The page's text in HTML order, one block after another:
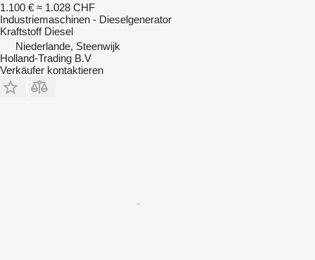
1.100 € ≈ 1.028 CHF
Industriemaschinen - Dieselgenerator
Kraftstoff Diesel
Niederlande, Steenwijk
Holland-Trading B.V
Verkäufer kontaktieren